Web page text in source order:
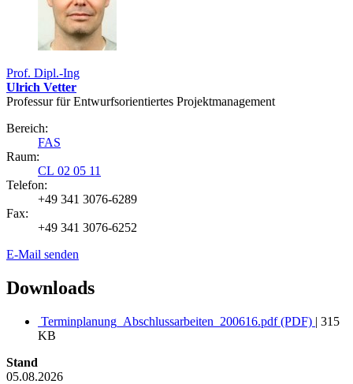
Prof. Dipl.-Ing
Ulrich Vetter
Professur für Entwurfs­orientiertes Projekt­management
Bereich:
FAS
Raum:
CL 02 05 11
Telefon:
+49 341 3076-6289
Fax:
+49 341 3076-6252
E-Mail senden
Downloads
Terminplanung_Abschlussarbeiten_200616.pdf (PDF) | 315
KB
Stand
05.08.2026